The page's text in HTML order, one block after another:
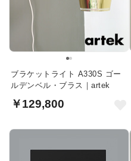
ブラケットライト A330S ゴー
ルデンベル・ブラス｜artek
￥129,800